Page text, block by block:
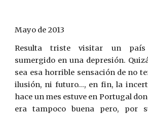
Mayo de 2013
Resulta triste visitar un país
sumergido en una depresión.
sea esa horrible sensación de no
ilusión, ni futuro…, en fin, la
hace un mes estuve en Portugal
era tampoco buena pero, por